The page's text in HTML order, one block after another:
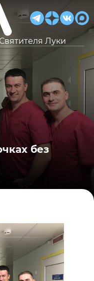
Луки
без